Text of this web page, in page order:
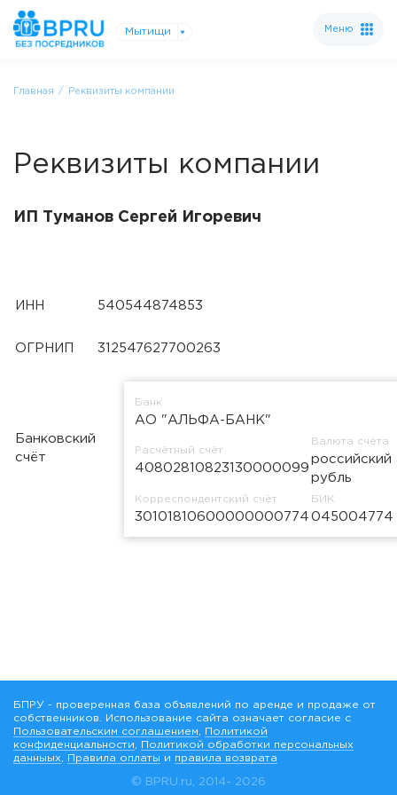
Мытищи Меню
Главная Реквизиты компании
Реквизиты компании
ИП Туманов Сергей Игоревич
ИНН 540544874853
ОГРНИП 312547627700263
Банковский
счёт
Банк
АО "АЛЬФА-БАНК"
Расчётный счёт
40802810823130000099
Валюта счёта
российский
рубль
Корреспондентский счёт
30101810600000000774
БИК
045004774
© BPRU.ru, 2014- 2026
БПРУ - проверенная база объявлений по аренде и продаже от
собственников. Использование сайта означает согласие с
Пользовательским соглашением
Политикой
конфиденциальности
Политикой обработки персональных
данныых
Правила оплаты и правила возврата